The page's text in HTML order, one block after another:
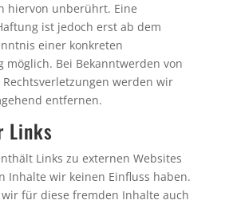
hiervon unberührt. Eine
ist jedoch erst ab dem
einer konkreten
möglich. Bei Bekanntwerden von
werden wir
entfernen.
Links
Links zu externen Websites
Inhalte wir keinen Einfluss haben.
für diese fremden Inhalte auch